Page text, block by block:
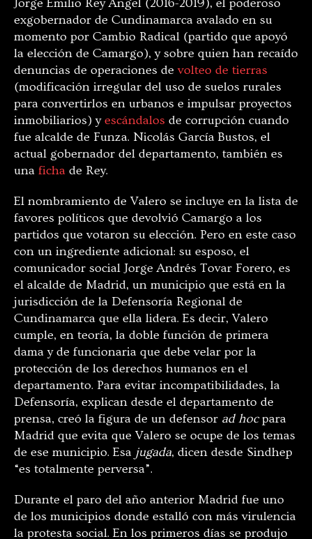
Jorge Emilio Rey Ángel (2016-2019), el poderoso
exgobernador de Cundinamarca avalado en su
momento por Cambio Radical (partido que apoyó
la elección de Camargo), y sobre quien han recaído
denuncias de operaciones de volteo de tierras
(modificación irregular del uso de suelos rurales
para convertirlos en urbanos e impulsar proyectos
inmobiliarios) yescándalos de corrupción cuando
fue alcalde de Funza. Nicolás García Bustos, el
actual gobernador del departamento, también es
una ficha de Rey.
El nombramiento de Valero se incluye en la lista de
favores políticos que devolvió Camargo a los
partidos que votaron su elección. Pero en este caso
con un ingrediente adicional: su esposo, el
comunicador social Jorge Andrés Tovar Forero, es
el alcalde de Madrid, un municipio que está en la
jurisdicción de la Defensoría Regional de
Cundinamarca que ella lidera. Es decir, Valero
cumple, en teoría, la doble función de primera
dama y de funcionaria que debe velar por la
protección de los derechos humanos en el
departamento. Para evitar incompatibilidades, la
Defensoría, explican desde el departamento de
prensa, creó la figura de un defensor ad hocpara
Madrid que evita que Valero se ocupe de los temas
de ese municipio. Esa jugada, dicen desde Sindhep
“es totalmente perversa”.
Durante el paro del año anterior Madrid fue uno
de los municipios donde estalló con más virulencia
la protesta social. En los primeros días se produjo